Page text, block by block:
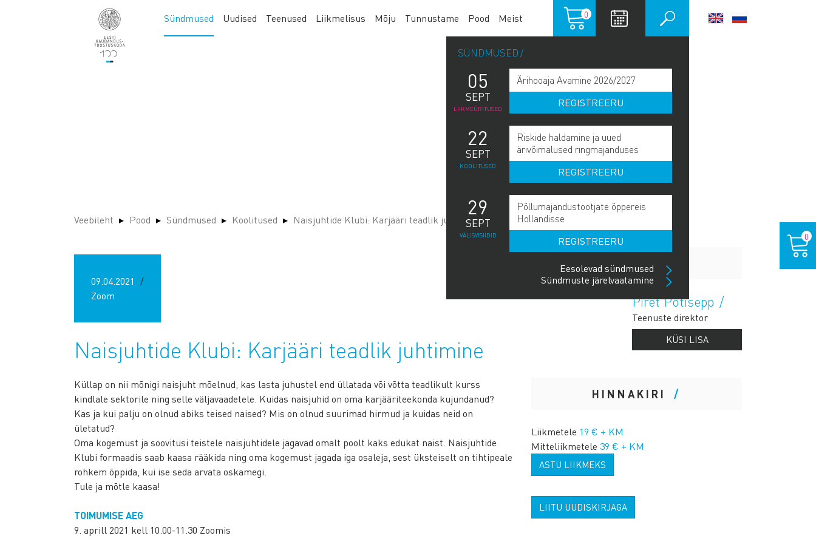
Main
navigation
Sündmused Uudised Teenused Liikmelisus Mõju Tunnustame Pood Meist
Ostukorv
0
SÜNDMUSED
05
SEPT
LIIKMEÜRITUSED
Ärihooaja Avamine 2026/2027
REGISTREERU
22
SEPT
KOOLITUSED
Riskide haldamine ja uued
ärivõimalused ringmajanduses
REGISTREERU
29
SEPT
VÄLISVISIIDID
Põllumajandustootjate õppereis
Hollandisse
REGISTREERU
Eesolevad sündmused
Sündmuste järelvaatamine
LANGUAGE
Veebileht Pood Sündmused Koolitused Naisjuhtide Klubi: Karjääri teadlik juhtimine
09.04.2021
Zoom
Naisjuhtide Klubi: Karjääri teadlik juhtimine
Küllap on nii mõnigi naisjuht mõelnud, kas lasta juhustel end üllatada või võtta teadlikult kurss
kindlale sektorile ning selle väljavaadetele. Kuidas naisjuhid on oma karjääriteekonda kujundanud?
Kas ja kui palju on olnud abiks teised naised? Mis on olnud suurimad hirmud ja kuidas neid on
ületatud?
Oma kogemust ja soovitusi teistele naisjuhtidele jagavad omalt poolt kaks edukat naist. Naisjuhtide
Klubi formaadis saab kaasa rääkida ning oma kogemust jagada iga osaleja, sest üksteiselt on tihtipeale
rohkem õppida, kui ise seda arvata oskamegi.
Tule ja mõtle kaasa!
TOIMUMISE AEG
9. aprill 2021 kell 10.00-11.30 Zoomis
0
LISAINFO
Piret Potisepp
Teenuste direktor
KÜSI LISA
HINNAKIRI
Liikmetele 19 € + KM
Mitteliikmetele 39 € + KM
ASTU LIIKMEKS
LIITU UUDISKIRJAGA